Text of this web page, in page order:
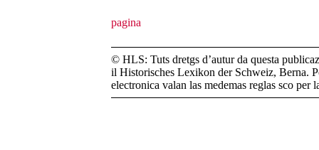
© HLS: Tuts dretgs d’autur da questa
il Historisches Lexikon der Schweiz, Berna.
electronica valan las medemas reglas sco per